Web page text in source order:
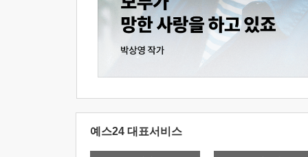
예스24 대표서비스